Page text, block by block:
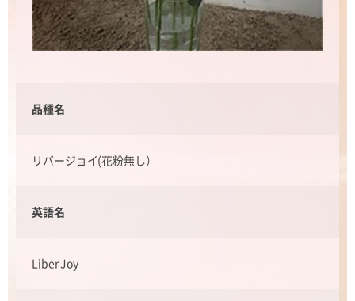
品種名
リバージョイ(花粉無し）
英語名
Liber Joy